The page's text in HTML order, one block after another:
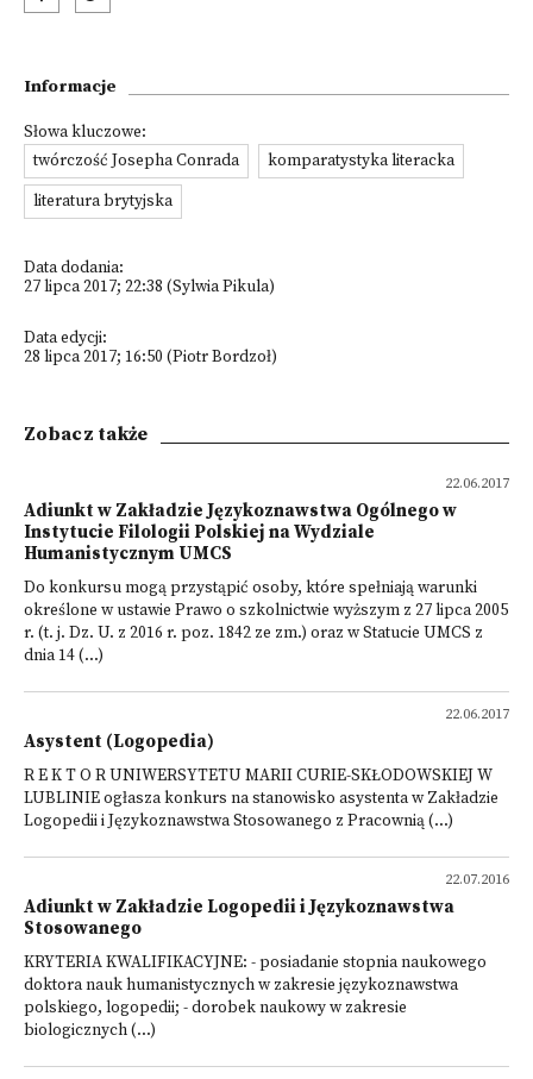
Informacje
Słowa kluczowe:
twórczość Josepha Conrada
komparatystyka literacka
literatura brytyjska
Data dodania:
27 lipca 2017; 22:38 (Sylwia Pikula)
Data edycji:
28 lipca 2017; 16:50 (Piotr Bordzoł)
Zobacz także
22.06.2017
Adiunkt w Zakładzie Językoznawstwa Ogólnego w
Instytucie Filologii Polskiej na Wydziale
Humanistycznym UMCS
Do konkursu mogą przystąpić osoby, które spełniają warunki
określone w ustawie Prawo o szkolnictwie wyższym z 27 lipca 2005
r. (t. j. Dz. U. z 2016 r. poz. 1842 ze zm.) oraz w Statucie UMCS z
dnia 14 (...)
22.06.2017
Asystent (Logopedia)
R E K T O R UNIWERSYTETU MARII CURIE-SKŁODOWSKIEJ W
LUBLINIE ogłasza konkurs na stanowisko asystenta w Zakładzie
Logopedii i Językoznawstwa Stosowanego z Pracownią (...)
22.07.2016
Adiunkt w Zakładzie Logopedii i Językoznawstwa
Stosowanego
KRYTERIA KWALIFIKACYJNE: - posiadanie stopnia naukowego
doktora nauk humanistycznych w zakresie językoznawstwa
polskiego, logopedii; - dorobek naukowy w zakresie
biologicznych (...)